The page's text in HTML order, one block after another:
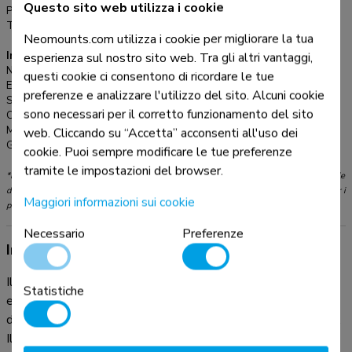
alla concorrenza.
Profondità:
12,3 cm
Tipo di regolazione:
Informazioni
Numero articolo:
DS70-256BL1
EAN:
Serie:
ACE gaming
Colore:
Nero
Materiale principale:
Alluminio
Garanzia:
*Nota: le dimensioni in pollici segnalate sono solo indicative, combinate con il peso e le
dimensioni VESA. Il peso massimo e la dimensione VESA sono restrizioni assolute per i
prodotti e non devono essere superati.
Informazioni sul prodotto
Il Neomounts DS70-256BL1 ACE offre prestazioni
eccellenti e comfort ergonomico per i giocatori che
desiderano portare la propria configurazione ai massimi livelli.
Il braccio supporta schermi di dimensioni fino a ben 57",
Questo sito web utilizza i cookie
Neomounts.com utilizza i cookie per migliorare la tua
esperienza sul nostro sito web. Tra gli altri vantaggi,
questi cookie ci consentono di ricordare le tue
preferenze e analizzare l'utilizzo del sito. Alcuni cookie
sono necessari per il corretto funzionamento del sito
web. Cliccando su “Accetta” acconsenti all'uso dei
cookie. Puoi sempre modificare le tue preferenze
tramite le impostazioni del browser.
Maggiori informazioni sui cookie
Necessario
Preferenze
Statistiche